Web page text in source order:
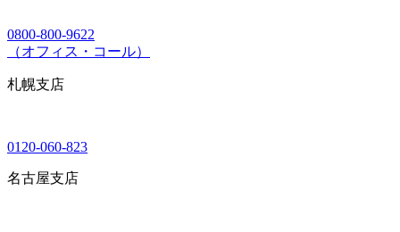
0800-800-9622
（オフィス・コール）
札幌支店
0120-060-823
名古屋支店